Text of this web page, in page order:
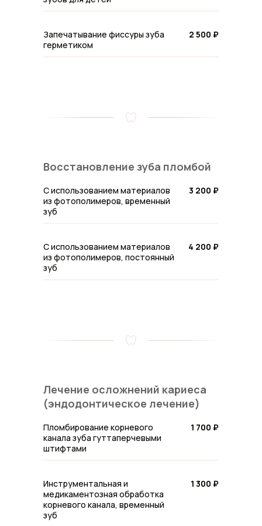
Запечатывание фиссуры зуба
герметиком
2 500 ₽
Восстановление зуба пломбой
С использованием материалов
из фотополимеров, временный
зуб
3 200 ₽
С использованием материалов
из фотополимеров, постоянный
зуб
4 200 ₽
Лечение осложнений кариеса
(эндодонтическое лечение)
Пломбирование корневого
канала зуба гуттаперчевыми
штифтами
1 700 ₽
Инструментальная и
медикаментозная обработка
корневого канала, временный
зуб
1 300 ₽